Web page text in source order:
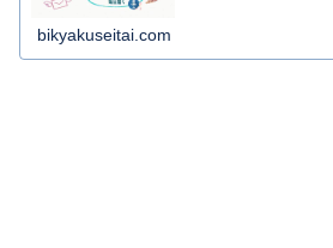
bikyakuseitai.com